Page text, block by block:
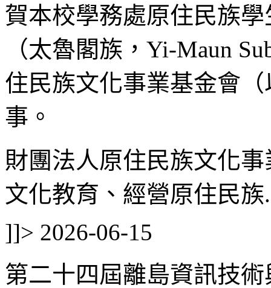
賀本校學務處原住民族
（太魯閣族，Yi-Maun
住民族文化事業基金會
事。
財團法人原住民族文化
文化教育、經營原住民族
]]> 2026-06-15
第二十四屆離島資訊技